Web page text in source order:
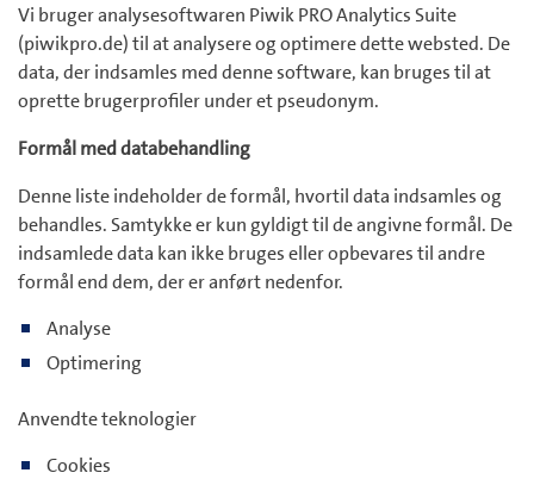
Vi bruger analysesoftwaren Piwik PRO Analytics Suite
(piwikpro.de) til at analysere og optimere dette websted. De
data, der indsamles med denne software, kan bruges til at
oprette brugerprofiler under et pseudonym.
Formål med databehandling
Denne liste indeholder de formål, hvortil data indsamles og
behandles. Samtykke er kun gyldigt til de angivne formål. De
indsamlede data kan ikke bruges eller opbevares til andre
formål end dem, der er anført nedenfor.
Analyse
Optimering
Anvendte teknologier
Cookies